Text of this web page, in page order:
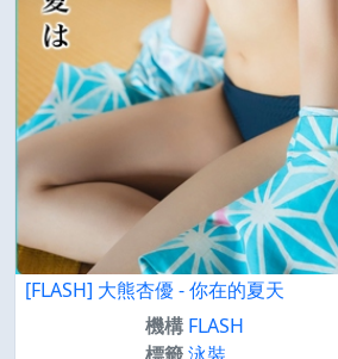
[FLASH] 大熊杏優 - 你在的夏天
機構 FLASH